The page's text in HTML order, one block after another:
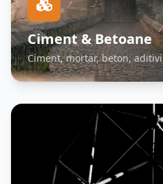
Ciment & Betoane
Ciment, mortar, beton, aditivi